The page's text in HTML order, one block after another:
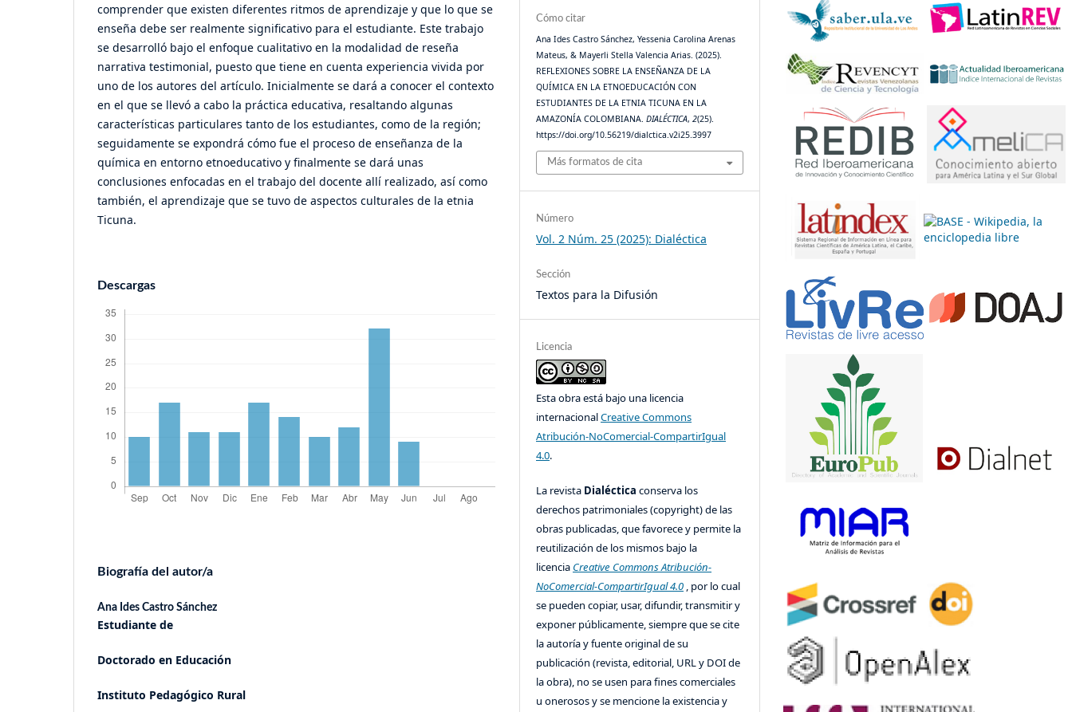
comprender que existen diferentes ritmos de aprendizaje y que lo que se
enseña debe ser realmente significativo para el estudiante. Este trabajo
se desarrolló bajo el enfoque cualitativo en la modalidad de reseña
narrativa testimonial, puesto que tiene en cuenta experiencia vivida por
uno de los autores del artículo. Inicialmente se dará a conocer el contexto
en el que se llevó a cabo la práctica educativa, resaltando algunas
características particulares tanto de los estudiantes, como de la región;
seguidamente se expondrá cómo fue el proceso de enseñanza de la
química en entorno etnoeducativo y finalmente se dará unas
conclusiones enfocadas en el trabajo del docente allí realizado, así como
también, el aprendizaje que se tuvo de aspectos culturales de la etnia
Ticuna.
Descargas
Biografía del autor/a
Ana Ides Castro Sánchez
Estudiante de
Doctorado en Educación
Instituto Pedagógico Rural
Cómo citar
Ana Ides Castro Sánchez, Yessenia Carolina Arenas
Mateus, & Mayerli Stella Valencia Arias. (2025).
REFLEXIONES SOBRE LA ENSEÑANZA DE LA
QUÍMICA EN LA ETNOEDUCACIÓN CON
ESTUDIANTES DE LA ETNIA TICUNA EN LA
AMAZONÍA COLOMBIANA.DIALÉCTICA,2(25).
https://doi.org/10.56219/dialctica.v2i25.3997
Más formatos de cita
Número
Vol. 2 Núm. 25 (2025): Dialéctica
Sección
Textos para la Difusión
Licencia
Esta obra está bajo una licencia
internacionalCreative Commons
Atribución-NoComercial-CompartirIgual
4.0.
La revista Dialécticaconserva los
derechos patrimoniales (copyright) de las
obras publicadas, que favorece y permite la
reutilización de los mismos bajo la
licencia Creative Commons Atribución-
NoComercial-CompartirIgual 4.0 , por lo cual
se pueden copiar, usar, difundir, transmitir y
exponer públicamente, siempre que se cite
la autoría y fuente original de su
publicación (revista, editorial, URL y DOI de
la obra), no se usen para fines comerciales
u onerosos y se mencione la existencia y